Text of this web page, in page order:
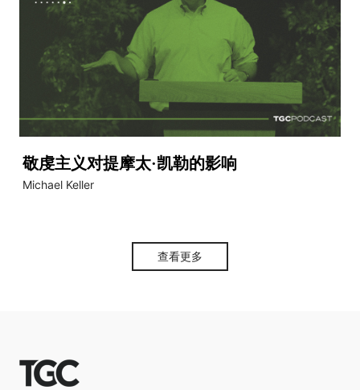
敬虔主义对提摩太·凯勒的影响
Michael Keller
查看更多